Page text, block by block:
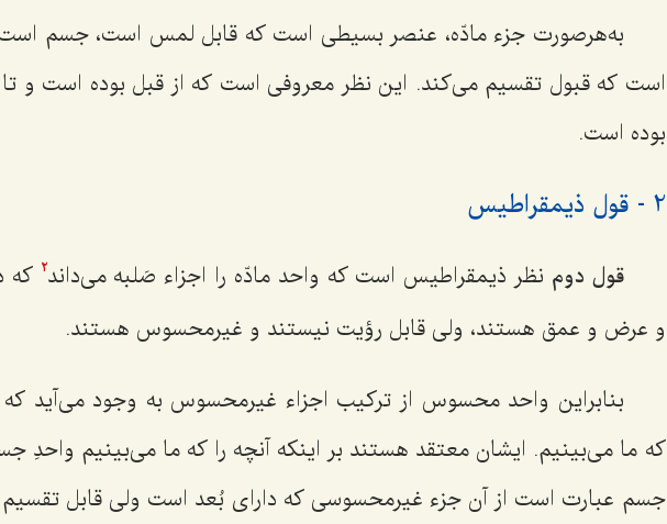
به‌هرصورت جزء مادّه، عنصر بسیطی است که قابل لمس است، جسم
است که قبول تقسیم می‌کند. این نظر معروفی است که از قبل بوده است و
بوده است.
2 - قول ذیمقراطیس
قول دوم نظر ذیمقراطیس است که واحد مادّه را اجزاء صَلبه می‌داند2 که
و عرض و عمق هستند، ولی قابل رؤیت نیستند و غیرمحسوس هستند.
بنابراین واحد محسوس از ترکیب اجزاء غیرمحسوس به وجود
که ما می‌بینیم. ایشان معتقد هستند بر اینکه آنچه را که ما می‌بینیم واحدِ
جسم عبارت است از آن جزء غیرمحسوسی که دارای بُعد است ولی قابل